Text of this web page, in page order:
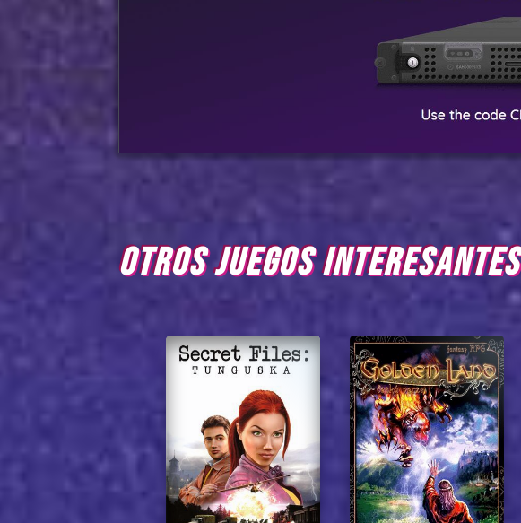
OTROS JUEGOS INTERESANTES